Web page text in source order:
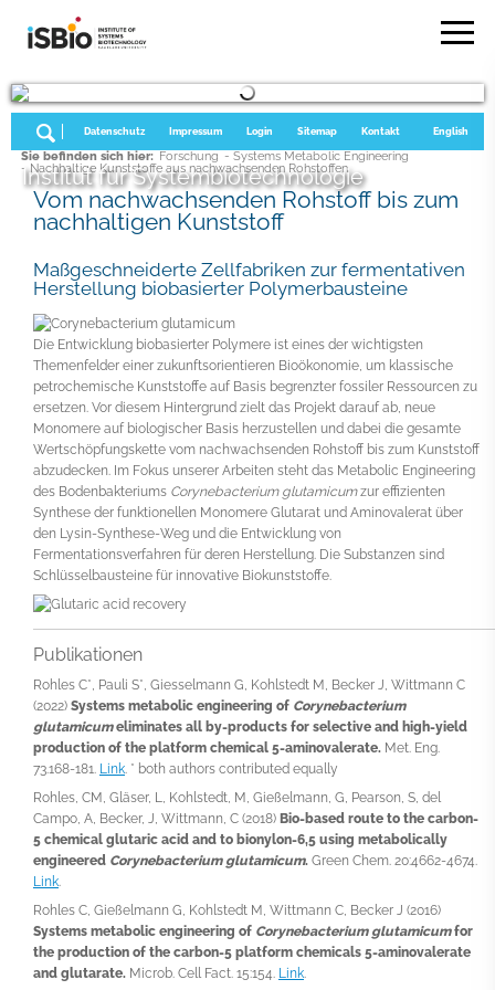
Institut für Systembiotechnologie
English
Kontakt
Sitemap
Login
Impressum
Datenschutz
Sie befinden sich hier: Forschung - Systems Metabolic Engineering
- Nachhaltige Kunststoffe aus nachwachsenden Rohstoffen
Vom nachwachsenden Rohstoff bis zum
nachhaltigen Kunststoff
Maßgeschneiderte Zellfabriken zur fermentativen
Herstellung biobasierter Polymerbausteine
Die Entwicklung biobasierter Polymere ist eines der wichtigsten
Themenfelder einer zukunftsorientieren Bioökonomie, um klassische
petrochemische Kunststoffe auf Basis begrenzter fossiler Ressourcen zu
ersetzen. Vor diesem Hintergrund zielt das Projekt darauf ab, neue
Monomere auf biologischer Basis herzustellen und dabei die gesamte
Wertschöpfungskette vom nachwachsenden Rohstoff bis zum Kunststoff
abzudecken. Im Fokus unserer Arbeiten steht das Metabolic Engineering
des Bodenbakteriums Corynebacterium glutamicumzur effizienten
Synthese der funktionellen Monomere Glutarat und Aminovalerat über
den Lysin-Synthese-Weg und die Entwicklung von
Fermentationsverfahren für deren Herstellung. Die Substanzen sind
Schlüsselbausteine für innovative Biokunststoffe.
Publikationen
Rohles C*, Pauli S*, Giesselmann G, Kohlstedt M, Becker J, Wittmann C
(2022) Systems metabolic engineering of Corynebacterium
glutamicumeliminates all by-products for selective and high-yield
production of the platform chemical 5-aminovalerate. Met. Eng.
73.168-181. Link. * both authors contributed equally
Rohles, CM, Gläser, L, Kohlstedt, M, Gießelmann, G, Pearson, S, del
Campo, A, Becker, J, Wittmann, C (2018) Bio-based route to the carbon-
5 chemical glutaric acid and to bionylon-6,5 using metabolically
engineered Corynebacterium glutamicum. Green Chem. 20:4662-4674.
Link.
Rohles C, Gießelmann G, Kohlstedt M, Wittmann C, Becker J (2016)
Systems metabolic engineering of Corynebacterium glutamicumfor
the production of the carbon-5 platform chemicals 5-aminovalerate
and glutarate. Microb. Cell Fact. 15:154. Link.